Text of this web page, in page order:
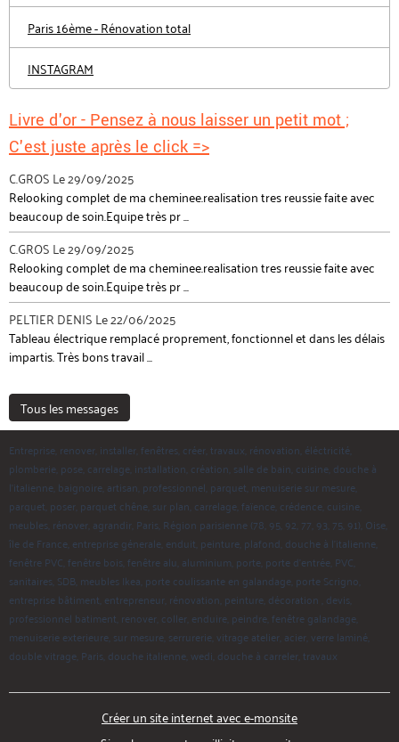
Paris 16ème - Rénovation total
INSTAGRAM
Livre d'or - Pensez à nous laisser un petit mot ;
C'est juste après le click =>
C.GROS Le 29/09/2025
Relooking complet de ma cheminee.realisation tres reussie faite avec
beaucoup de soin.Equipe très pr ...
C.GROS Le 29/09/2025
Relooking complet de ma cheminee.realisation tres reussie faite avec
beaucoup de soin.Equipe très pr ...
PELTIER DENIS Le 22/06/2025
Tableau électrique remplacé proprement, fonctionnel et dans les délais
impartis. Très bons travail ...
Tous les messages
Entreprise, renover, installer, fenêtres, créer, travaux, rénovation, éléctricité,
plomberie, pose, carrelage, installation, création, salle de bain, cuisine, douche à
l'italienne, baignoire, artisan, professionnel, parquet, menuiserie sur mesure,
parquet, poser, parquet chêne, sur plan, carrelage, faïence, crédence, cuisine,
meubles, rénover, agrandir, Paris, Région parisienne (78, 95, 92, 77, 93, 75, 91), Oise,
île de France, entreprise génerale, enduit, peinture, plafond, douche à l'italienne,
fenêtre PVC, fenêtre bois, fenêtre alu, aluminium, porte, porte d'entrée, PVC,
sanitaires, SDB, meubles Ikea, porte coulissante en galandage, porte Scrigno,
entreprise bâtiment, entrepreneur, rénovation, peinture, décoration , devis,
professionnel batiment, renover, coller, enduire, peindre, fenêtre galandage,
menuiserie exterieure, sur mesure, serrurerie, vitrage atelier, acier, verre laminé,
double vitrage, Paris, douche italienne, wedi, douche à carreler, travaux
Créer un site internet avec e-monsite